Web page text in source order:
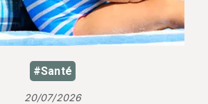
#Santé
20/07/2026